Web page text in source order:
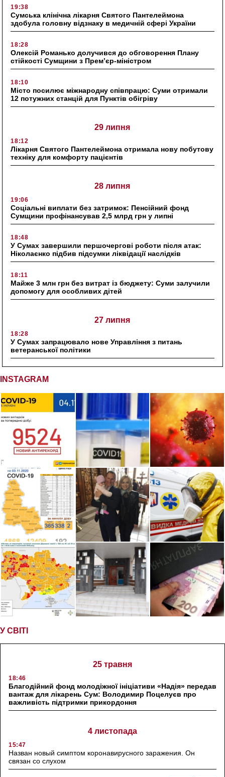
19:38
Сумська клінічна лікарня Святого Пантелеймона
здобула головну відзнаку в медичній сфері України
18:28
Олексій Романько долучився до обговорення Плану
стійкості Сумщини з Прем’єр-міністром
18:10
Місто посилює міжнародну співпрацю: Суми отримали
12 потужних станцій для Пунктів обігріву
29 липня
18:12
Лікарня Святого Пантелеймона отримала нову побутову
техніку для комфорту пацієнтів
28 липня
19:06
Соціальні виплати без затримок: Пенсійний фонд
Сумщини профінансував 2,5 млрд грн у липні
18:48
У Сумах завершили першочергові роботи після атак:
Ніколаєнко підбив підсумки ліквідації наслідків
18:11
Майже 3 млн грн без витрат із бюджету: Суми залучили
допомогу для особливих дітей
27 липня
18:28
У Сумах запрацювало нове Управління з питань
ветеранської політики
INSTAGRAM
У СВІТІ
25 травня
18:46
Благодійний фонд молодіжної ініціативи «Надія» передав
вантаж для лікарень Сум: Володимир Поцелуєв про
важливість підтримки прикордоння
4 листопада
15:47
Назван новый симптом коронавирусного заражения. Он
связан со слухом